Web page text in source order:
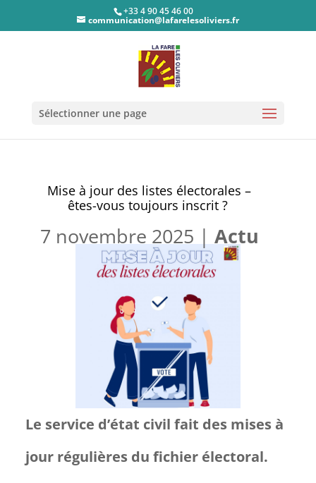
+33 4 90 45 46 00
communication@lafarelesoliviers.fr
Sélectionner une page
Mise à jour des listes électorales –
êtes-vous toujours inscrit ?
7 novembre 2025 | Actu
Le service d’état civil fait des mises à
jour régulières du fichier électoral.